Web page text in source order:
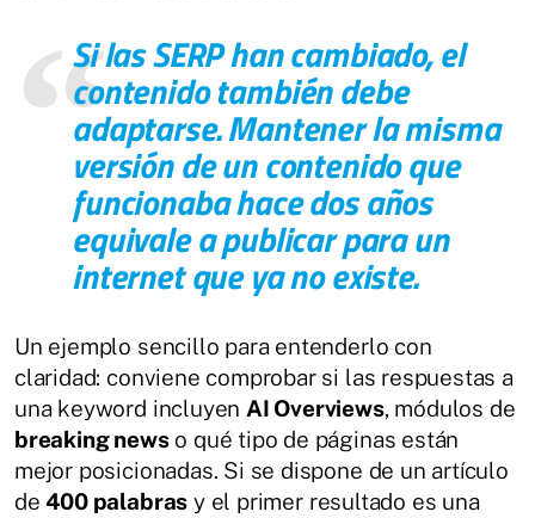
Si las SERP han cambiado, el
contenido también debe
adaptarse. Mantener la misma
versión de un contenido que
funcionaba hace dos años
equivale a publicar para un
internet que ya no existe.
Un ejemplo sencillo para entenderlo con
claridad: conviene comprobar si las respuestas a
una keyword incluyen AI Overviews, módulos de
breaking newso qué tipo de páginas están
mejor posicionadas. Si se dispone de un artículo
de400 palabras y el primer resultado es una